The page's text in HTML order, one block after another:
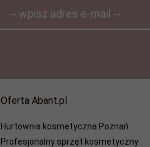
-- wpisz adres e-mail --
Oferta Abant.pl
Hurtownia kosmetyczna Poznań
Profesjonalny sprzęt kosmetyczny